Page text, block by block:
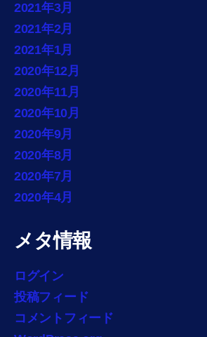
2021年3月
2021年2月
2021年1月
2020年12月
2020年11月
2020年10月
2020年9月
2020年8月
2020年7月
2020年4月
メタ情報
ログイン
投稿フィード
コメントフィード